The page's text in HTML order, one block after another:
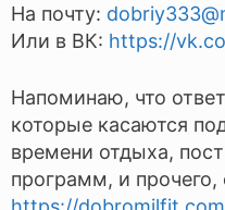
На почту:
Или в ВК: https://
Напоминаю, что
которые касаются
времени отдыха,
программ, и прочего,